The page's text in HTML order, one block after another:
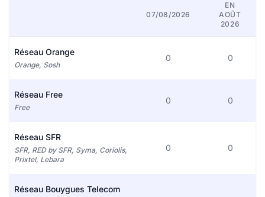
07/08/2026
EN
AOÛT
2026
Réseau Orange
Orange, Sosh
0 0
Réseau Free
Free
0 0
Réseau SFR
SFR, RED by SFR, Syma, Coriolis,
Prixtel, Lebara
0 0
Réseau Bouygues Telecom